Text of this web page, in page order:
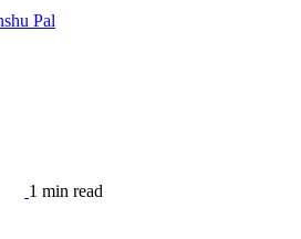
Pal
1 min read